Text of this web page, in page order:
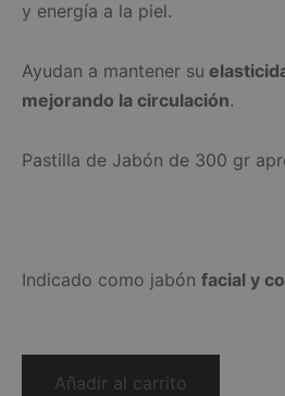
y energía a la piel.
Ayudan a mantener su
mejorando la circulación.
Pastilla de Jabón de 300 gr
Indicado como jabón facial y
Añadir al carrito